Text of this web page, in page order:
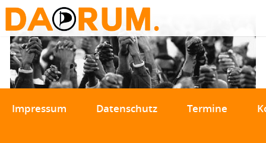
Impressum Datenschutz Termine